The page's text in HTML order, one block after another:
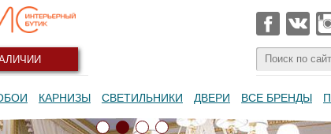
КАРНИЗЫ СВЕТИЛЬНИКИ ДВЕРИ ВСЕ БРЕНДЫ